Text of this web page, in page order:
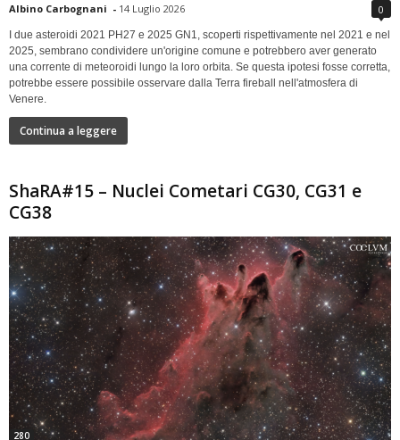
Albino Carbognani - 14 Luglio 2026 0
I due asteroidi 2021 PH27 e 2025 GN1, scoperti rispettivamente nel 2021 e nel
2025, sembrano condividere un'origine comune e potrebbero aver generato
una corrente di meteoroidi lungo la loro orbita. Se questa ipotesi fosse corretta,
potrebbe essere possibile osservare dalla Terra fireball nell'atmosfera di
Venere.
Continua a leggere
ShaRA#15 – Nuclei Cometari CG30, CG31 e
CG38
280